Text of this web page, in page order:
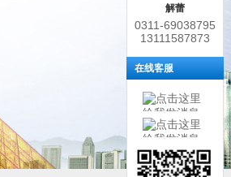
解蕾
0311-69038795
13111587873
在线客服